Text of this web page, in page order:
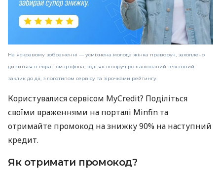
На яскравому зображенні — усміхнена молода жінка праворуч, захоплено
дивиться в екран смартфона, тоді як ліворуч розташований текстовий
заклик до дії, з логотипом сервісу та зірочками рейтингу.
Користувалися сервісом MyCredit? Поділіться
своїми враженнями на порталі Minfin та
отримайте промокод на знижку 90% на наступний
кредит.
Як отримати промокод?